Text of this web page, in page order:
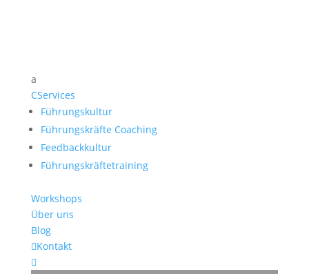
a
CServices
Führungskultur
Führungskräfte Coaching
Feedbackkultur
Führungskräftetraining
Workshops
Über uns
Blog
Kontakt
